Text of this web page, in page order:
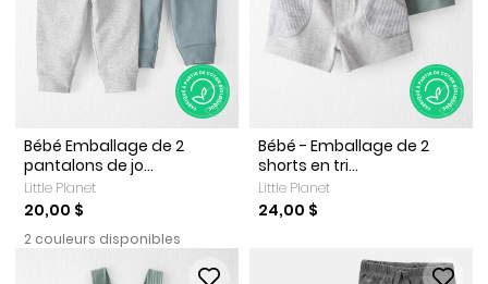
Bébé Emballage de 2
pantalons de jo...
Little Planet
20,00 $
2 couleurs disponibles
Bébé - Emballage de 2
shorts en tri...
Little Planet
24,00 $